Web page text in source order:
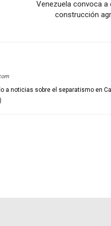
Venezuela convoca a
construcción
a noticias sobre el separatismo en